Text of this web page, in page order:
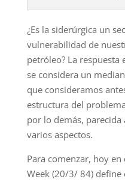
¿Es la siderúrgica un
vulnerabilidad de
petróleo? La
se considera un
que consideramos
estructura del
por lo demás,
varios aspectos.
Para comenzar, hoy
Week (20/3/ 84) define